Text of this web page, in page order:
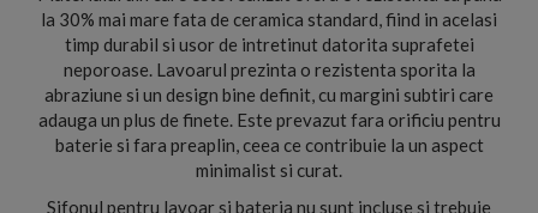
la 30% mai mare fata de ceramica standard, fiind in acelasi
timp durabil si usor de intretinut datorita suprafetei
neporoase. Lavoarul prezinta o rezistenta sporita la
abraziune si un design bine definit, cu margini subtiri care
adauga un plus de finete. Este prevazut fara orificiu pentru
baterie si fara preaplin, ceea ce contribuie la un aspect
minimalist si curat.
Sifonul pentru lavoar si bateria nu sunt incluse si trebuie